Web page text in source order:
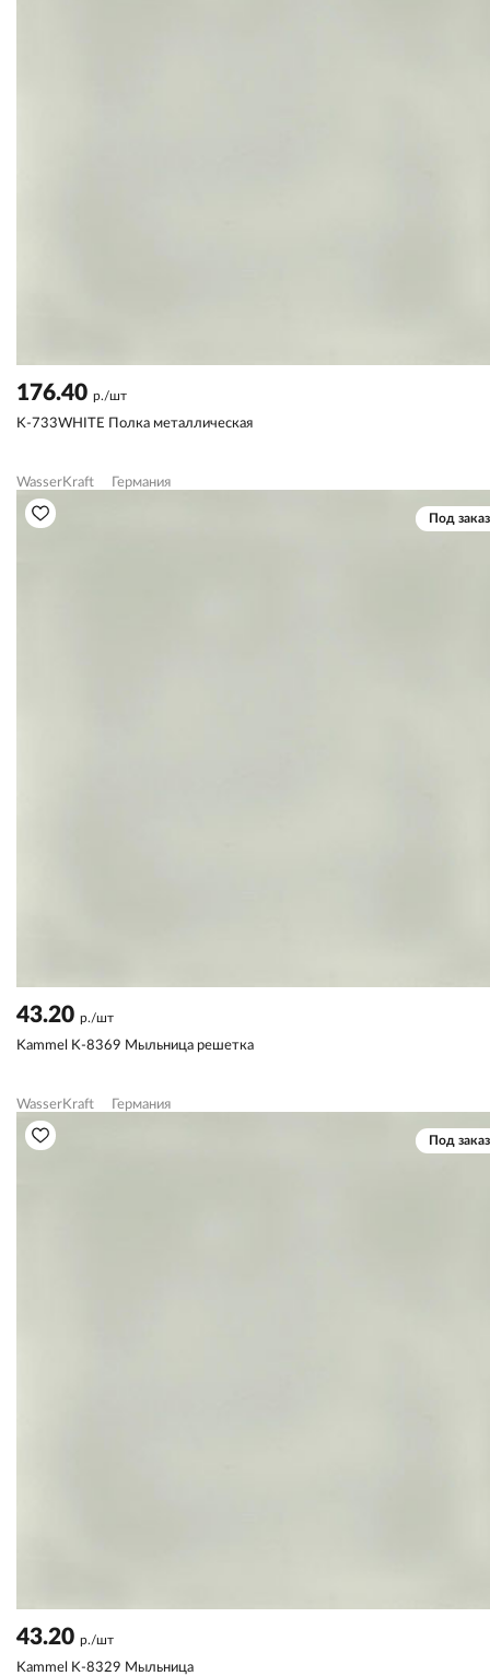
176.40 р./шт
K-733WHITE Полка металлическая
WasserKraft Германия
Под заказ
43.20 р./шт
Kammel K-8369 Мыльница решетка
WasserKraft Германия
Под заказ
43.20 р./шт
Kammel K-8329 Мыльница